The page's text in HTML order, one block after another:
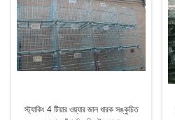
স্ট্যাকিং 4 টিয়ার ওয়্যার জাল ধারক সঙ্কুচিত